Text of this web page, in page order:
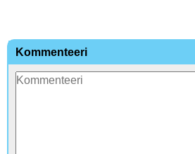
Kommenteeri